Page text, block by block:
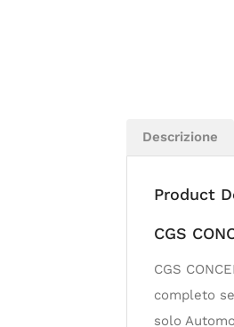
Descrizione
Product
CGS
CGS
completo
solo